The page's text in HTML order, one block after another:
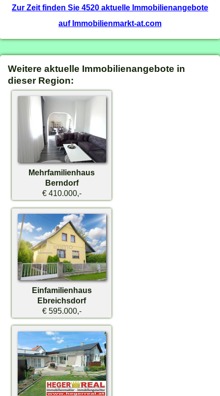
Zur Zeit finden Sie 4520 aktuelle Immobilienangebote
auf Immobilienmarkt-at.com
Weitere aktuelle Immobilienangebote in
dieser Region:
Mehrfamilienhaus
Berndorf
€ 410.000,-
Einfamilienhaus
Ebreichsdorf
€ 595.000,-